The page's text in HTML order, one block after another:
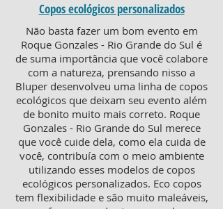
Copos ecológicos personalizados
Não basta fazer um bom evento em
Roque Gonzales - Rio Grande do Sul é
de suma importância que você colabore
com a natureza, prensando nisso a
Bluper desenvolveu uma linha de copos
ecológicos que deixam seu evento além
de bonito muito mais correto. Roque
Gonzales - Rio Grande do Sul merece
que você cuide dela, como ela cuida de
você, contribuía com o meio ambiente
utilizando esses modelos de copos
ecológicos personalizados. Eco copos
tem flexibilidade e são muito maleáveis,